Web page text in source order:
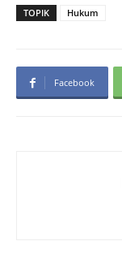
TOPIK Hukum
Facebook